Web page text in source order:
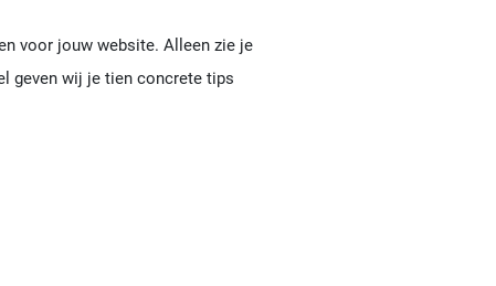
voor jouw website. Alleen zie je
geven wij je tien concrete tips